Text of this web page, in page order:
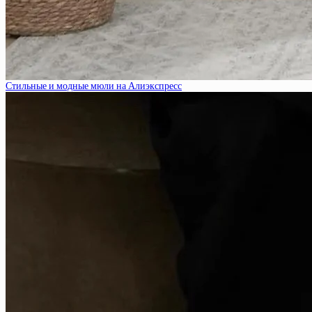
Стильные и модные мюли на Алиэкспресс